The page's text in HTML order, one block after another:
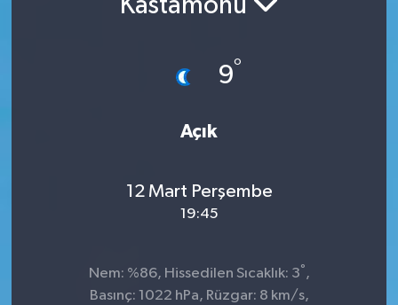
Kastamonu
9°
Açık
12 Mart Perşembe
19:45
Nem: %86, Hissedilen Sıcaklık: 3° ,
Basınç: 1022 hPa, Rüzgar: 8 km/s,